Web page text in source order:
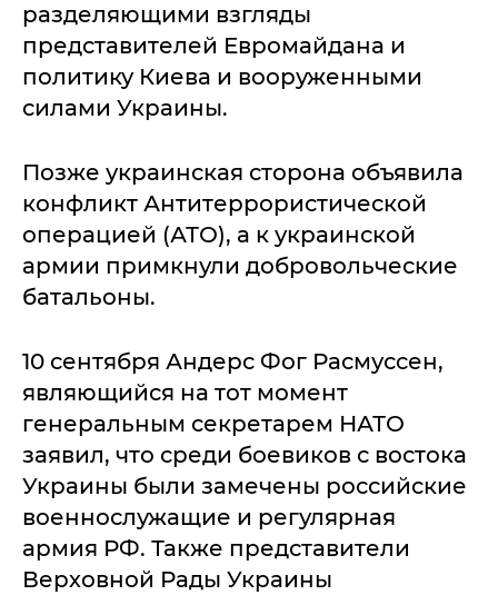
разделяющими взгляды
представителей Евромайдана и
политику Киева и вооруженными
силами Украины.
Позже украинская сторона объявила
конфликт Антитеррористической
операцией (АТО), а к украинской
армии примкнули добровольческие
батальоны.
10 сентября Андерс Фог Расмуссен,
являющийся на тот момент
генеральным секретарем НАТО
заявил, что среди боевиков с востока
Украины были замечены российские
военнослужащие и регулярная
армия РФ. Также представители
Верховной Рады Украины